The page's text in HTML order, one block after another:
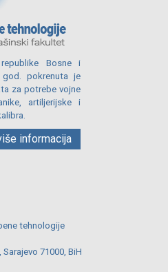
Bosne i
god. pokrenuta je
za potrebe vojne
artiljerijske i
informacija
tehnologije
71000, BiH